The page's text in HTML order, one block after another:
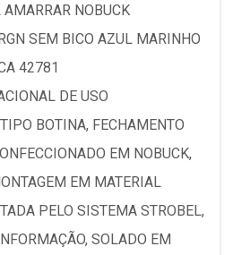
NOBUCK
SEM BICO AZUL MARINHO
42781
DE USO
BOTINA, FECHAMENTO
EM NOBUCK,
EM MATERIAL
PELO SISTEMA STROBEL,
SOLADO EM